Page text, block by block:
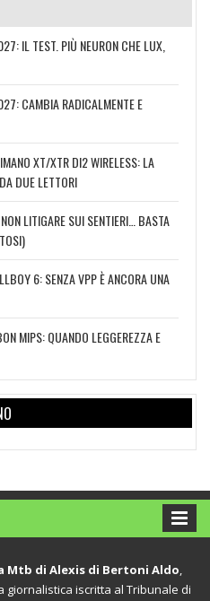
IL TEST. PIÙ NEURON CHE LUX,
CAMBIA RADICALMENTE E
XT/XTR DI2 WIRELESS: LA
DUE LETTORI
LITIGARE SUI SENTIERI… BASTA
6: SENZA VPP È ANCORA UNA
MIPS: QUANDO LEGGEREZZA E
Mtb di Alexis di Bertoni Aldo
giornalistica iscritta al Tribunale di